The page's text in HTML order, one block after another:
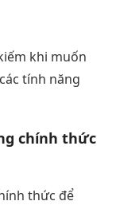
khi muốn
tính năng
chính thức
thức để